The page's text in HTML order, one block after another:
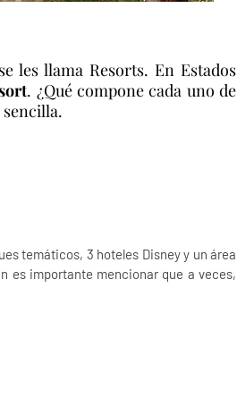
les llama Resorts. En Estados
. ¿Qué compone cada uno de
sencilla.
temáticos, 3 hoteles Disney y un área
es importante mencionar que a veces,